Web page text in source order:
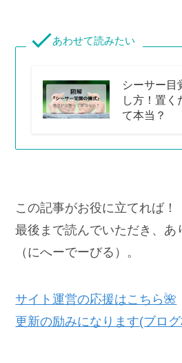
あわせて読みたい
シーサー目
し方！置く
て本当？
この記事がお役に立てれば！
最後まで読んでいただき、あ
（にへーでーびる）。
サイト運営の応援はこちら🌺
更新の励みになります(ブロ